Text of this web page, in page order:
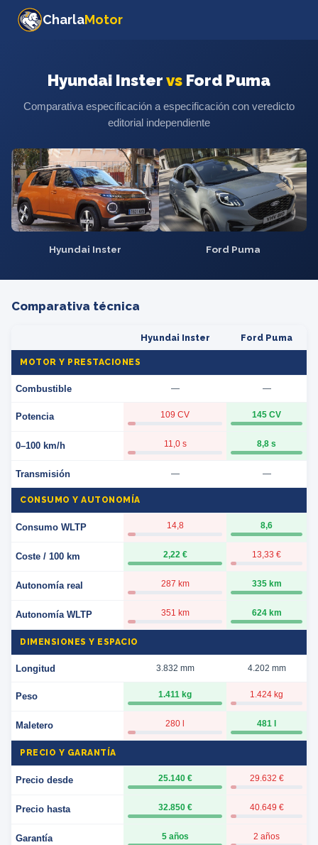
CharlaMotor
Hyundai Instervs Ford Puma
Comparativa especificación a especificación con veredicto
editorial independiente
Hyundai Inster Ford Puma
Comparativa técnica
Hyundai Inster Ford Puma
MOTOR Y PRESTACIONES
Combustible — —
Potencia 109 CV 145 CV
0–100 km/h 11,0 s 8,8 s
Transmisión — —
CONSUMO Y AUTONOMÍA
Consumo WLTP 14,8 8,6
Coste / 100 km 2,22 € 13,33 €
Autonomía real 287 km 335 km
Autonomía WLTP 351 km 624 km
DIMENSIONES Y ESPACIO
Longitud 3.832 mm 4.202 mm
Peso 1.411 kg 1.424 kg
Maletero 280 l 481 l
PRECIO Y GARANTÍA
Precio desde 25.140 € 29.632 €
Precio hasta 32.850 € 40.649 €
Garantía 5 años 2 años